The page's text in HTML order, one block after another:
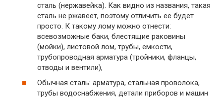
сталь (нержавейка). Как видно из названия, такая
сталь не ржавеет, поэтому отличить ее будет
просто. К такому лому можно отнести:
всевозможные баки, блестящие раковины
(мойки), листовой лом, трубы, емкости,
трубопроводная арматура (тройники, фланцы,
отводы и вентили),
Обычная сталь: арматура, стальная проволока,
трубы водоснабжения, детали приборов и машин